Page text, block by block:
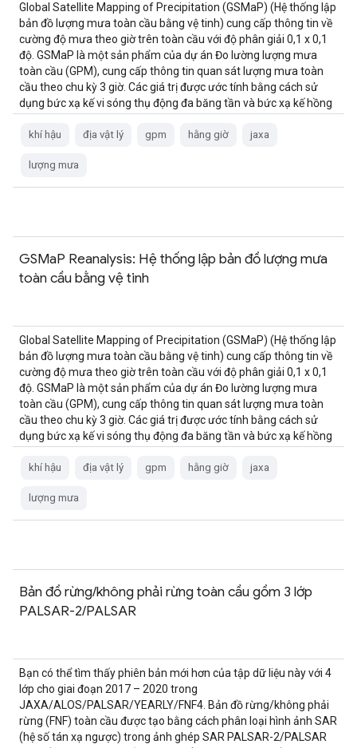
Global Satellite Mapping of Precipitation (GSMaP) (Hệ thống lập
bản đồ lượng mưa toàn cầu bằng vệ tinh) cung cấp thông tin về
cường độ mưa theo giờ trên toàn cầu với độ phân giải 0,1 x 0,1
độ. GSMaP là một sản phẩm của dự án Đo lường lượng mưa
toàn cầu (GPM), cung cấp thông tin quan sát lượng mưa toàn
cầu theo chu kỳ 3 giờ. Các giá trị được ước tính bằng cách sử
dụng bức xạ kế vi sóng thụ động đa băng tần và bức xạ kế hồng
khí hậu địa vật lý gpm hằng giờ jaxa
lượng mưa
GSMaP Reanalysis: Hệ thống lập bản đồ lượng mưa
toàn cầu bằng vệ tinh
Global Satellite Mapping of Precipitation (GSMaP) (Hệ thống lập
bản đồ lượng mưa toàn cầu bằng vệ tinh) cung cấp thông tin về
cường độ mưa theo giờ trên toàn cầu với độ phân giải 0,1 x 0,1
độ. GSMaP là một sản phẩm của dự án Đo lường lượng mưa
toàn cầu (GPM), cung cấp thông tin quan sát lượng mưa toàn
cầu theo chu kỳ 3 giờ. Các giá trị được ước tính bằng cách sử
dụng bức xạ kế vi sóng thụ động đa băng tần và bức xạ kế hồng
khí hậu địa vật lý gpm hằng giờ jaxa
lượng mưa
Bản đồ rừng/không phải rừng toàn cầu gồm 3 lớp
PALSAR-2/PALSAR
Bạn có thể tìm thấy phiên bản mới hơn của tập dữ liệu này với 4
lớp cho giai đoạn 2017 – 2020 trong
JAXA/ALOS/PALSAR/YEARLY/FNF4. Bản đồ rừng/không phải
rừng (FNF) toàn cầu được tạo bằng cách phân loại hình ảnh SAR
(hệ số tán xạ ngược) trong ảnh ghép SAR PALSAR-2/PALSAR